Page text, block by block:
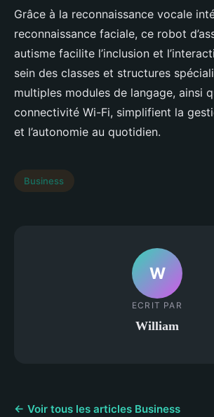
Grâce à la reconnaissance vocale
reconnaissance faciale, ce robot
autisme facilite l’inclusion et
sein des classes et structures
multiples modules de langage, ainsi
connectivité Wi-Fi, simplifient la
et l’autonomie au quotidien.
Business
W
ECRIT PAR
William
← Voir tous les articles Business